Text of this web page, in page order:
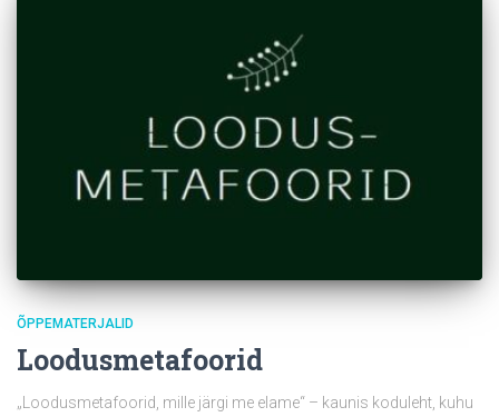
ÕPPEMATERJALID
Loodusmetafoorid
„Loodusmetafoorid, mille järgi me elame“ – kaunis koduleht, kuhu